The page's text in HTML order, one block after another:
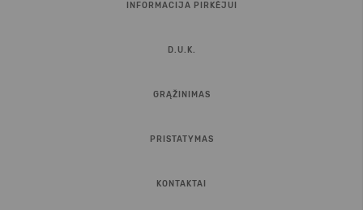
INFORMACIJA PIRKĖJUI
D.U.K.
GRĄŽINIMAS
PRISTATYMAS
KONTAKTAI